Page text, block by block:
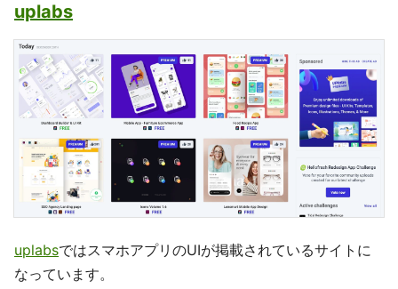
uplabs
uplabsではスマホアプリのUIが掲載されているサイトに
なっています。